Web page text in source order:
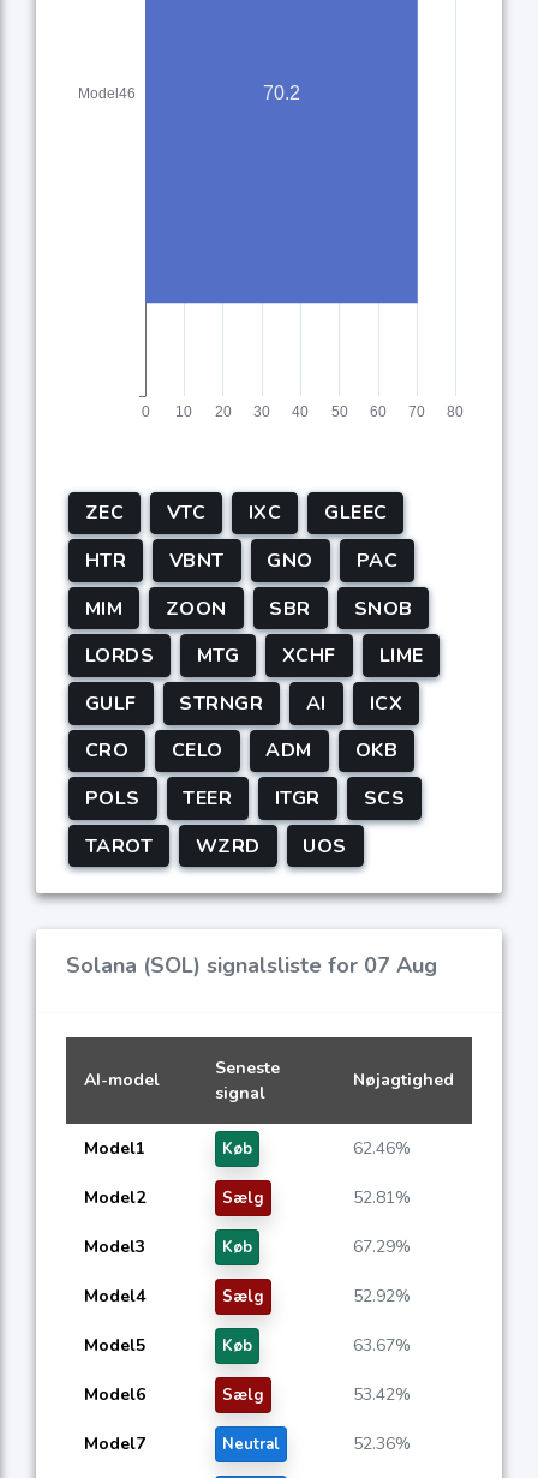
ZEC VTC IXC
GLEEC
HTR
VBNT GNO
PAC
MIM
ZOON SBR
SNOB
LORDS
MTG XCHF
LIME
GULF
STRNGR AI
ICX
CRO
CELO ADM
OKB
POLS
TEER ITGR
SCS
TAROT
WZRD UOS
Solana (SOL) signalsliste for 07 Aug
AI-model
Seneste
signal
Nøjagtighed
Model1 Køb 62.46%
Model2 Sælg 52.81%
Model3 Køb 67.29%
Model4 Sælg 52.92%
Model5 Køb 63.67%
Model6 Sælg 53.42%
Model7 Neutral 52.36%